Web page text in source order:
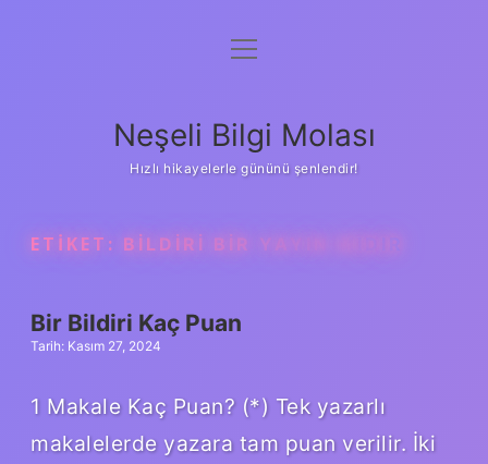
Anasayfa
Yasal Uyarı
menüyü
Neşeli Bilgi Molası
Hızlı hikayelerle gününü şenlendir!
ETIKET: BILDIRI BIR YAYIN MIDIR
Bir Bildiri Kaç Puan
Tarih: Kasım 27, 2024
1 Makale Kaç Puan? (*) Tek yazarlı
makalelerde yazara tam puan verilir. İki